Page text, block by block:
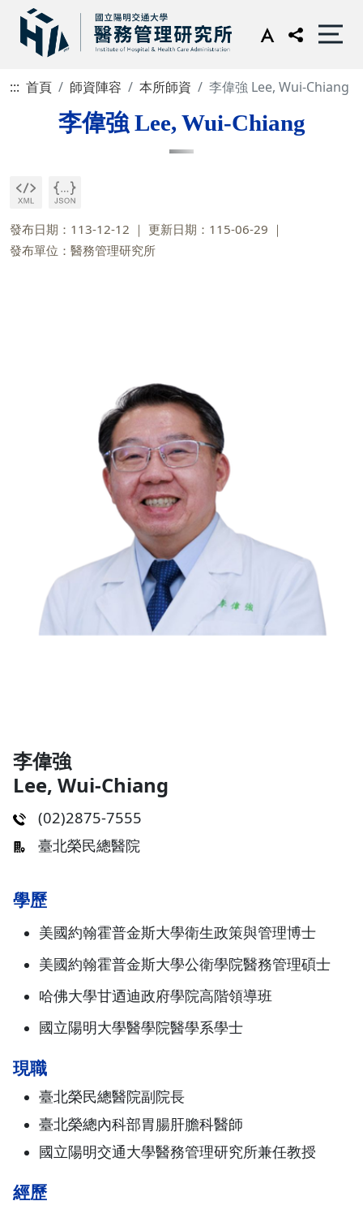
::: 首頁 師資陣容 本所師資 李偉強 Lee, Wui-Chiang
李偉強 Lee, Wui-Chiang
發布日期：113-12-12
更新日期：115-06-29
發布單位：醫務管理研究所
李偉強
Lee, Wui-Chiang
(02)2875-7555
臺北榮民總醫院
學歷
美國約翰霍普金斯大學衛生政策與管理博士
美國約翰霍普金斯大學公衛學院醫務管理碩士
哈佛大學甘迺迪政府學院高階領導班
國立陽明大學醫學院醫學系學士
現職
臺北榮民總醫院副院長
臺北榮總內科部胃腸肝膽科醫師
國立陽明交通大學醫務管理研究所兼任教授
經歷